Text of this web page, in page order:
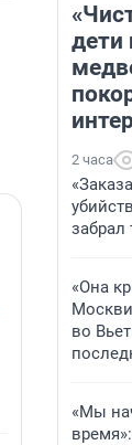
дети
2 часа
забрал
«Она
во
«Мы